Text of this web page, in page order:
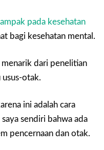
pada kesehatan
bagi kesehatan mental.
menarik dari penelitian
usus-otak.
ini adalah cara
sendiri bahwa ada
pencernaan dan otak.